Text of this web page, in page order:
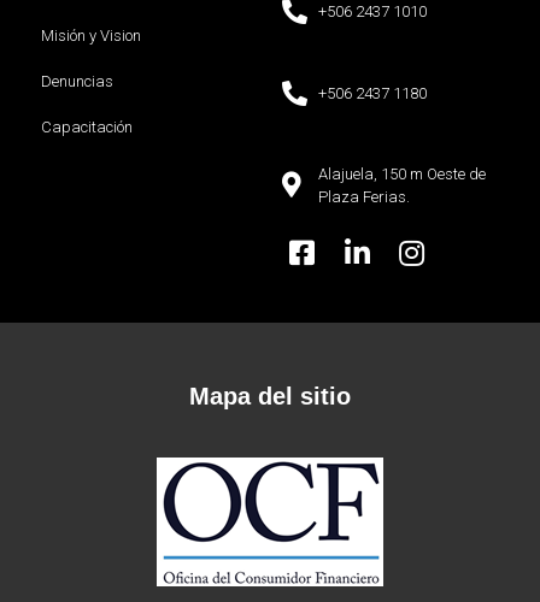
Misión y Vision
Denuncias
Capacitación
+506 2437 1010
+506 2437 1180
Alajuela, 150 m Oeste de
Plaza Ferias.
Mapa del sitio